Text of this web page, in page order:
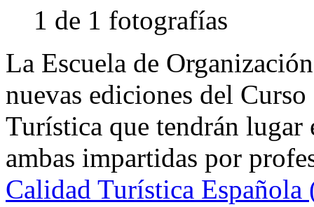
1 de 1 fotografías
La Escuela de
nuevas ediciones del
Turística que tendrán
ambas impartidas por
Calidad Turística